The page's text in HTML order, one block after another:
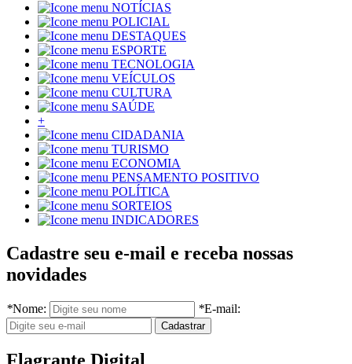
NOTÍCIAS
POLICIAL
DESTAQUES
ESPORTE
TECNOLOGIA
VEÍCULOS
CULTURA
SAÚDE
+
CIDADANIA
TURISMO
ECONOMIA
PENSAMENTO POSITIVO
POLÍTICA
SORTEIOS
INDICADORES
Cadastre seu e-mail e receba nossas
novidades
*Nome: *E-mail: